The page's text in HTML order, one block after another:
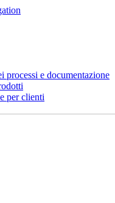
processi e documentazione
per clienti